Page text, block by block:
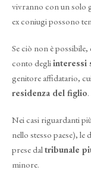
vivranno con un solo
ex coniugi possono
Se ciò non è
conto degliinteressi
genitore affidatario,
residenza del figlio.
Nei casi riguardanti
nello stesso paese),
prese daltribunale
minore.